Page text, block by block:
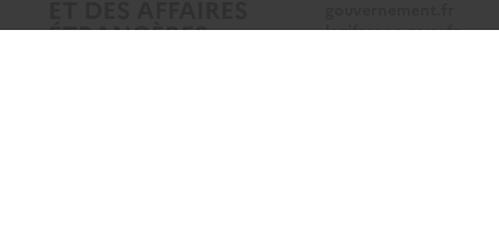
legifrance.gouv.fr